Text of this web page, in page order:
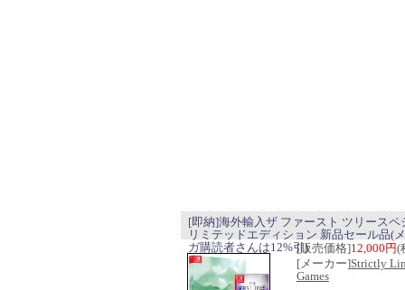
[即納]海外輸入ザ ファースト ツリースペ
リミテッドエディション 新品セール品(
ガ購読者さんは12%引)[販売価格]12,000円(
[メーカー]Strictly
Games